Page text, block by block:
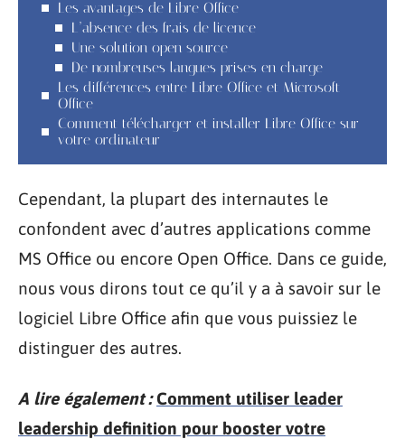
Les avantages de Libre Office
L’absence des frais de licence
Une solution open source
De nombreuses langues prises en charge
Les différences entre Libre Office et Microsoft
Office
Comment télécharger et installer Libre Office sur
votre ordinateur
Cependant, la plupart des internautes le
confondent avec d’autres applications comme
MS Office ou encore Open Office. Dans ce guide,
nous vous dirons tout ce qu’il y a à savoir sur le
logiciel Libre Office afin que vous puissiez le
distinguer des autres.
A lire également : Comment utiliser leader
leadership definition pour booster votre